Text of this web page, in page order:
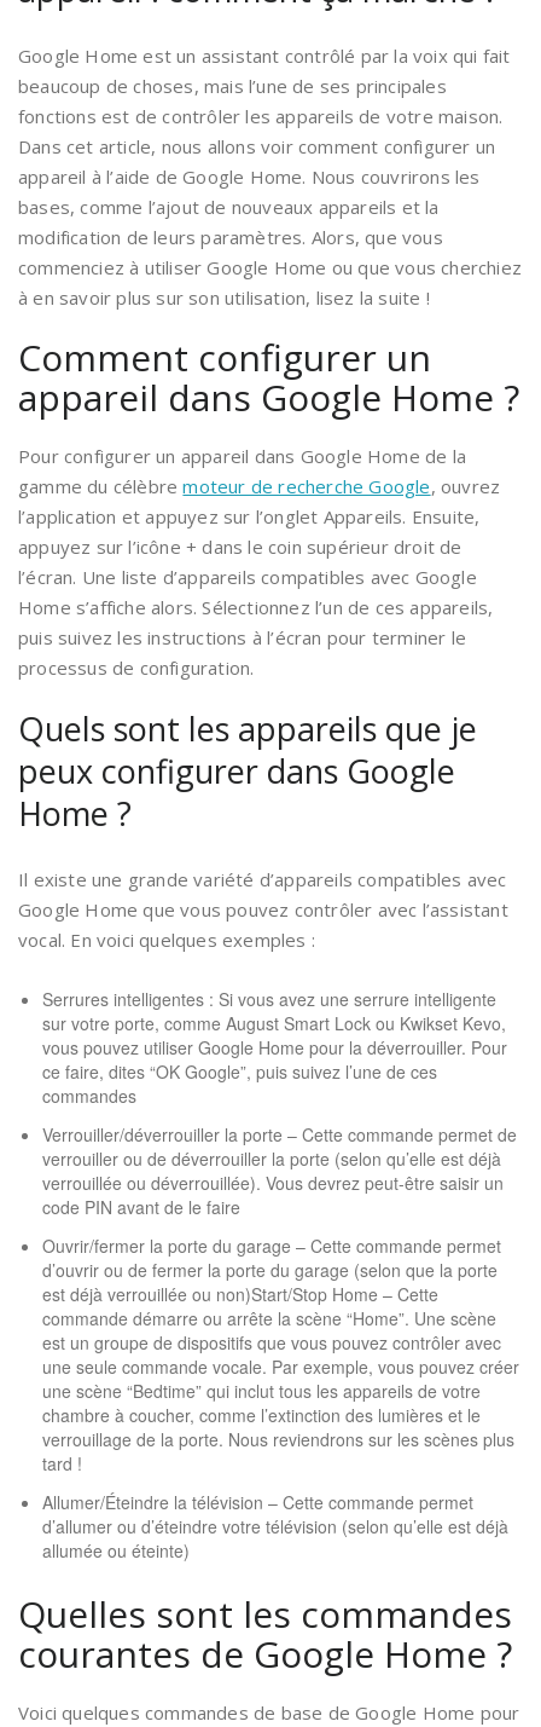
Google Home est un assistant contrôlé par la voix qui fait
beaucoup de choses, mais l’une de ses principales
fonctions est de contrôler les appareils de votre maison.
Dans cet article, nous allons voir comment configurer un
appareil à l’aide de Google Home. Nous couvrirons les
bases, comme l’ajout de nouveaux appareils et la
modification de leurs paramètres. Alors, que vous
commenciez à utiliser Google Home ou que vous cherchiez
à en savoir plus sur son utilisation, lisez la suite !
Comment configurer un
appareil dans Google Home ?
Pour configurer un appareil dans Google Home de la
gamme du célèbremoteur de recherche Google, ouvrez
l’application et appuyez sur l’onglet Appareils. Ensuite,
appuyez sur l’icône + dans le coin supérieur droit de
l’écran. Une liste d’appareils compatibles avec Google
Home s’affiche alors. Sélectionnez l’un de ces appareils,
puis suivez les instructions à l’écran pour terminer le
processus de configuration.
Quels sont les appareils que je
peux configurer dans Google
Home ?
Il existe une grande variété d’appareils compatibles avec
Google Home que vous pouvez contrôler avec l’assistant
vocal. En voici quelques exemples :
Serrures intelligentes : Si vous avez une serrure intelligente
sur votre porte, comme August Smart Lock ou Kwikset Kevo,
vous pouvez utiliser Google Home pour la déverrouiller. Pour
ce faire, dites “OK Google”, puis suivez l’une de ces
commandes
Verrouiller/déverrouiller la porte – Cette commande permet de
verrouiller ou de déverrouiller la porte (selon qu’elle est déjà
verrouillée ou déverrouillée). Vous devrez peut-être saisir un
code PIN avant de le faire
Ouvrir/fermer la porte du garage – Cette commande permet
d’ouvrir ou de fermer la porte du garage (selon que la porte
est déjà verrouillée ou non)Start/Stop Home – Cette
commande démarre ou arrête la scène “Home”. Une scène
est un groupe de dispositifs que vous pouvez contrôler avec
une seule commande vocale. Par exemple, vous pouvez créer
une scène “Bedtime” qui inclut tous les appareils de votre
chambre à coucher, comme l’extinction des lumières et le
verrouillage de la porte. Nous reviendrons sur les scènes plus
tard !
Allumer/Éteindre la télévision – Cette commande permet
d’allumer ou d’éteindre votre télévision (selon qu’elle est déjà
allumée ou éteinte)
Quelles sont les commandes
courantes de Google Home ?
Voici quelques commandes de base de Google Home pour